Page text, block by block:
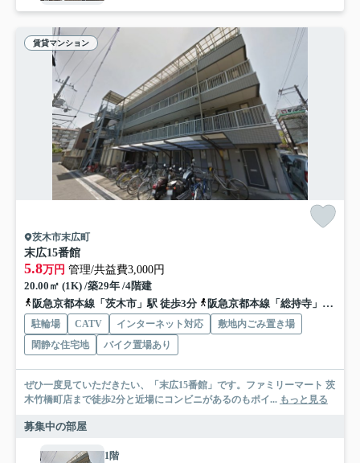
賃貸マンション
茨木市末広町
末広15番館
5.8万円 管理/共益費3,000円
20.00㎡ (1K) /築29年 /4階建
阪急京都本線「茨木市」駅 徒歩3分
阪急京都本線「総持寺」駅 徒歩15分
駐輪場 CATV インターネット対応
敷地内ごみ置き場
閑静な住宅地
バイク置場あり
ぜひ一度見ていただきたい、「末広15番館」です。ファミリーマート 茨
木竹橋町店まで徒歩2分と近場にコンビニがあるのもポイ... もっと見る
募集中の部屋
1階